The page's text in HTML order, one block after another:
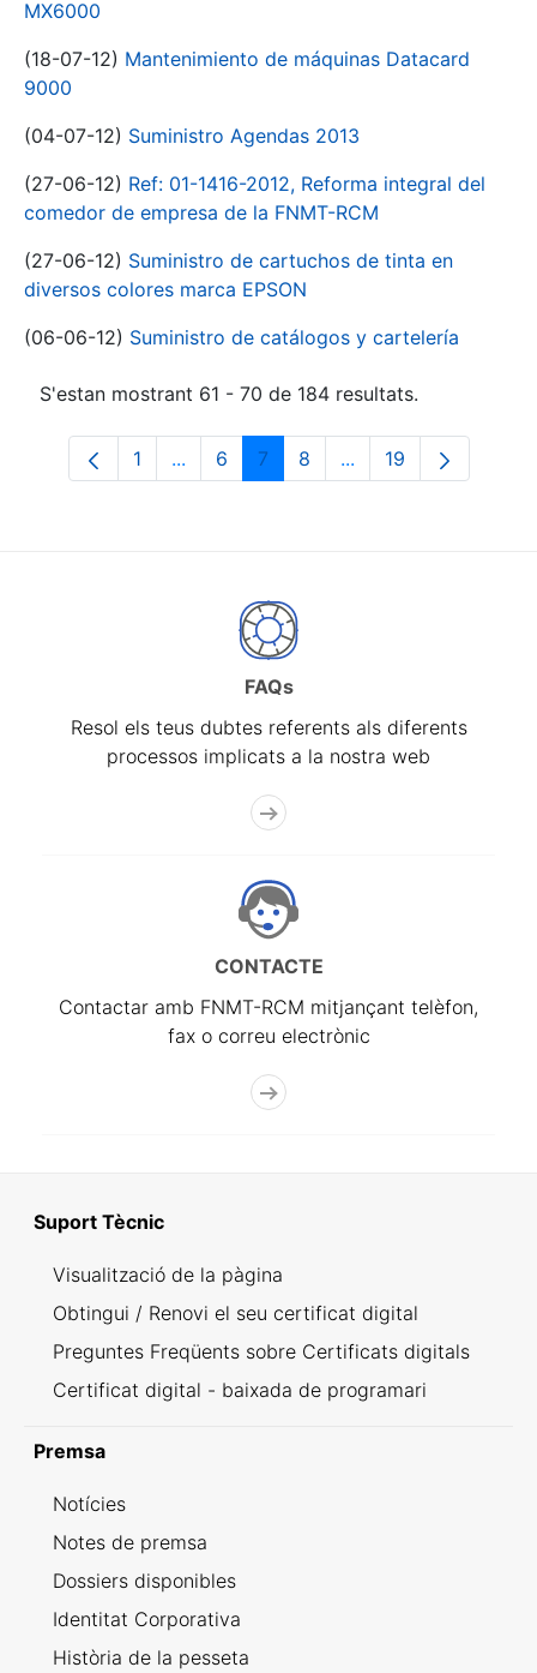
MX6000
(18-07-12) Mantenimiento de máquinas Datacard
9000
(04-07-12) Suministro Agendas 2013
(27-06-12) Ref: 01-1416-2012, Reforma integral del
comedor de empresa de la FNMT-RCM
(27-06-12) Suministro de cartuchos de tinta en
diversos colores marca EPSON
(06-06-12) Suministro de catálogos y cartelería
S'estan mostrant 61 - 70 de 184 resultats.
Pàgina
1 ...Pàgines intermèdies Utilitzeu TAB per
Pàgina
6 Pàgina
7 Pàgina
8 ...PàginesPàgina
19
FAQs
Resol els teus dubtes referents als diferents
processos implicats a la nostra web
CONTACTE
Contactar amb FNMT-RCM mitjançant telèfon,
fax o correu electrònic
Suport Tècnic
Visualització de la pàgina
Obtingui / Renovi el seu certificat digital
Preguntes Freqüents sobre Certificats digitals
Certificat digital - baixada de programari
Premsa
Notícies
Notes de premsa
Dossiers disponibles
Identitat Corporativa
Història de la pesseta